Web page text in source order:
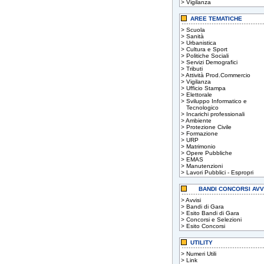
> Vigilanza
AREE TEMATICHE
> Scuola
> Sanità
> Urbanistica
> Cultura e Sport
> Politiche Sociali
> Servizi Demografici
> Tributi
>Attività Prod.Commercio
> Vigilanza
> Ufficio Stampa
> Elettorale
> Sviluppo Informatico e
Tecnologico
> Incarichi professionali
>Ambiente
> Protezione Civile
> Formazione
> URP
> Matrimonio
> Opere Pubbliche
> EMAS
> Manutenzioni
> Lavori Pubblici - Espropri
BANDI CONCORSI
>Avvisi
> Bandi di Gara
> Esito Bandi di Gara
> Concorsi e Selezioni
> Esito Concorsi
UTILITY
> Numeri Utili
> Link